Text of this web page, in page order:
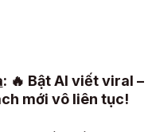
: 🔥 Bật AI viết viral –
mới vô liên tục!